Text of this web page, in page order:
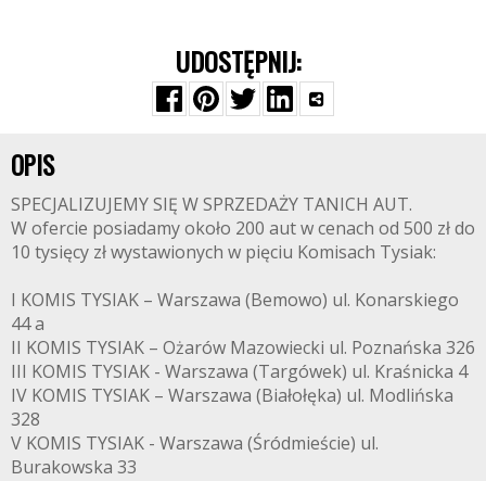
UDOSTĘPNIJ:
OPIS
SPECJALIZUJEMY SIĘ W SPRZEDAŻY TANICH AUT.
W ofercie posiadamy około 200 aut w cenach od 500 zł do
10 tysięcy zł wystawionych w pięciu Komisach Tysiak:
I KOMIS TYSIAK – Warszawa (Bemowo) ul. Konarskiego
44 a
II KOMIS TYSIAK – Ożarów Mazowiecki ul. Poznańska 326
III KOMIS TYSIAK - Warszawa (Targówek) ul. Kraśnicka 4
IV KOMIS TYSIAK – Warszawa (Białołęka) ul. Modlińska
328
V KOMIS TYSIAK - Warszawa (Śródmieście) ul.
Burakowska 33